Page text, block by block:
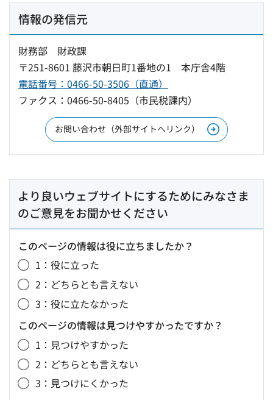
情報の発信元
財務部 財政課
〒251-8601 藤沢市朝日町1番地の1 本庁舎4階
電話番号：0466-50-3506（直通）
ファクス：0466-50-8405（市民税課内）
お問い合わせ（外部サイトへリンク）
より良いウェブサイトにするためにみなさま
のご意見をお聞かせください
このページの情報は役に立ちましたか？
1：役に立った
2：どちらとも言えない
3：役に立たなかった
このページの情報は見つけやすかったですか？
1：見つけやすかった
2：どちらとも言えない
3：見つけにくかった